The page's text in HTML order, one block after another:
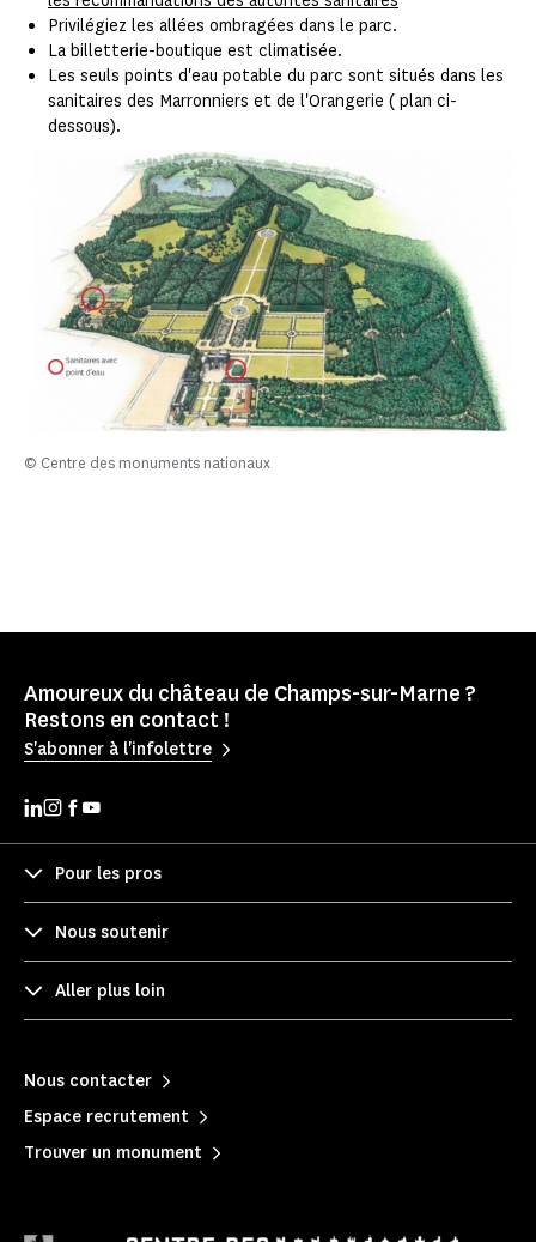
Privilégiez les allées ombragées dans le parc.
La billetterie-boutique est climatisée.
Les seuls points d'eau potable du parc sont situés dans les
sanitaires des Marronniers et de l'Orangerie ( plan ci-
dessous).
© Centre des monuments nationaux
Amoureux du château de Champs-sur-Marne ?
Restons en contact !
S'abonner à l'infolettre
Pour les pros
Nous soutenir
Aller plus loin
Nous contacter
Espace recrutement
Trouver un monument